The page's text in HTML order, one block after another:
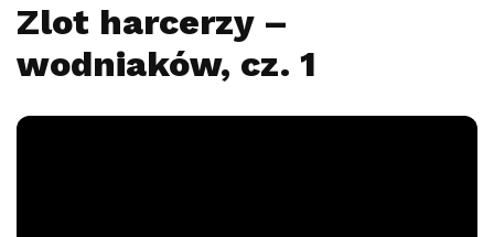
Zlot harcerzy –
wodniaków, cz. 1